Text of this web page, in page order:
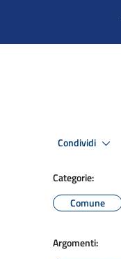
Condividi
Categorie:
Comune
Argomenti: